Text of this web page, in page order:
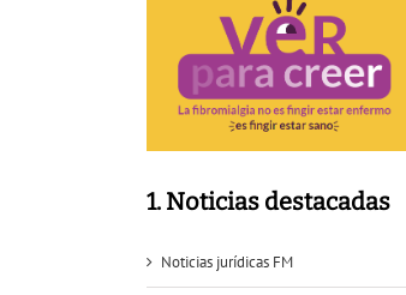
1. Noticias destacadas
Noticias jurídicas FM